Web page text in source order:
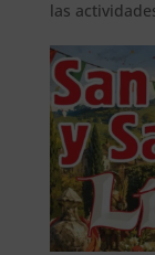
las